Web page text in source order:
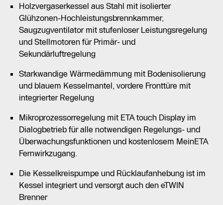
Holzvergaserkessel aus Stahl mit isolierter
Glühzonen-Hochleistungsbrennkammer,
Saugzugventilator mit stufenloser Leistungsregelung
und Stellmotoren für Primär- und
Sekundärluftregelung
Starkwandige Wärmedämmung mit Bodenisolierung
und blauem Kesselmantel, vordere Fronttüre mit
integrierter Regelung
Mikroprozessorregelung mit ETA touch Display im
Dialogbetrieb für alle notwendigen Regelungs- und
Überwachungsfunktionen und kostenlosem MeinETA
Fernwirkzugang.
Die Kesselkreispumpe und Rücklaufanhebung ist im
Kessel integriert und versorgt auch den eTWIN
Brenner